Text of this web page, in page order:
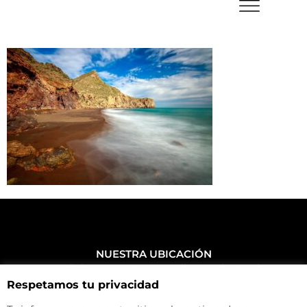
NUESTRA UBICACIÓN
Haz click aquí y mira como llegar a la tienda
CONTACTA CON NOSOTROS
+34 972 500 449
Respetamos tu privacidad